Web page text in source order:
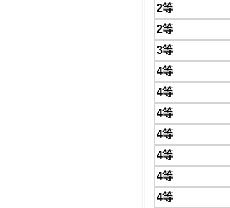
2等
2等
3等
4等
4等
4等
4等
4等
4等
4等